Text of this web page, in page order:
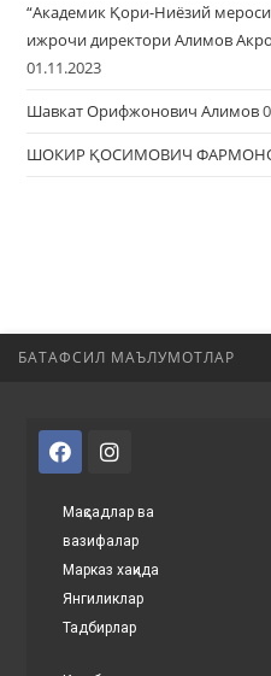
“Академик Қори-Ниёзий
ижрочи директори Алимов
01.11.2023
Шавкат Орифжонович Алимов
ШОКИР ҚОСИМОВИЧ
БАТАФСИЛ МАЪЛУМОТЛАР
Мақсадлар ва
вазифалар
Марказ хақида
Янгиликлар
Тадбирлар